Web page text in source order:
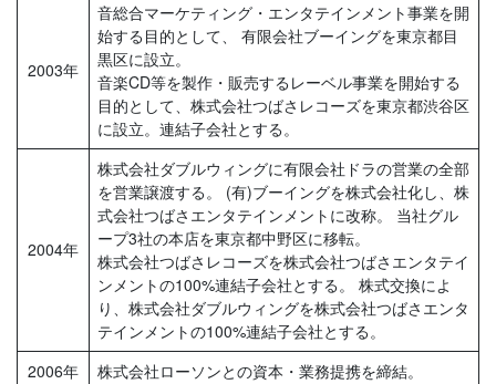
2003年
音総合マーケティング・エンタテインメント事業を開
始する目的として、 有限会社ブーイングを東京都目
黒区に設立。
音楽CD等を製作・販売するレーベル事業を開始する
目的として、株式会社つばさレコーズを東京都渋谷区
に設立。連結子会社とする。
2004年
株式会社ダブルウィングに有限会社ドラの営業の全部
を営業譲渡する。 (有)ブーイングを株式会社化し、株
式会社つばさエンタテインメントに改称。 当社グル
ープ3社の本店を東京都中野区に移転。
株式会社つばさレコーズを株式会社つばさエンタテイ
ンメントの100%連結子会社とする。 株式交換によ
り、株式会社ダブルウィングを株式会社つばさエンタ
テインメントの100%連結子会社とする。
2006年
株式会社ローソンとの資本・業務提携を締結。